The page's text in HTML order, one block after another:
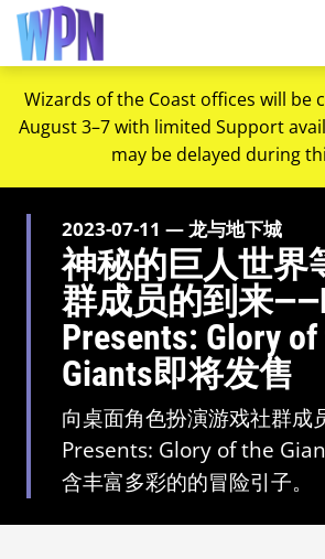
Wizards of the Coast offices will be
August 3–7 with limited Support
may be delayed during
2023-07-11 — 龙与地下城
神秘的巨人世界
群成员的到来
Presents: Glory
Giants即将发售
向桌面角色扮演游戏社群成
Presents: Glory of the
含丰富多彩的的冒险引子。